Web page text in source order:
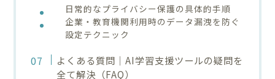
日常的なプライバシー保護の具体的手順
企業・教育機関利用時のデータ漏洩を防ぐ
設定テクニック
よくある質問｜AI学習支援ツールの疑問を
全て解決（FAQ）